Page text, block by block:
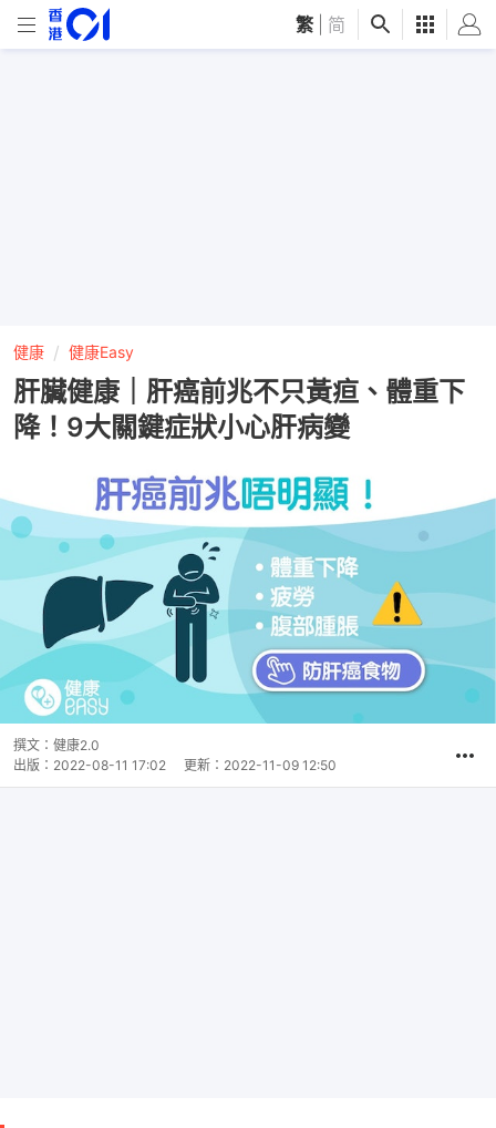
繁 简
健康 健康Easy
肝臟健康｜肝癌前兆不只黃疸、體重下
降！9大關鍵症狀小心肝病變
撰文： 健康2.0
出版： 2022-08-11 17:02 更新： 2022-11-09 12:50